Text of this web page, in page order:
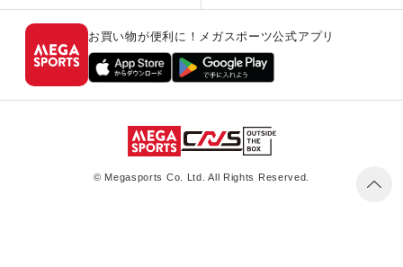
お買い物が便利に！メガスポーツ公式アプリ
© Megasports Co. Ltd. All Rights Reserved.